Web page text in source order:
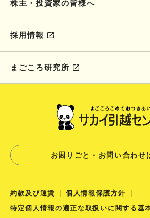
株主・投資家の皆様へ
採用情報
まごころ研究所
お困りごと・お問い合わせ
約款及び運賃
個人情報保護方針
特定個人情報の適正な取扱いに関する基